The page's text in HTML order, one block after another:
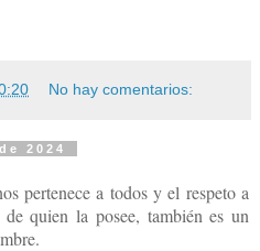
No hay comentarios:
2024
pertenece a todos y el respeto a
quien la posee, también es un